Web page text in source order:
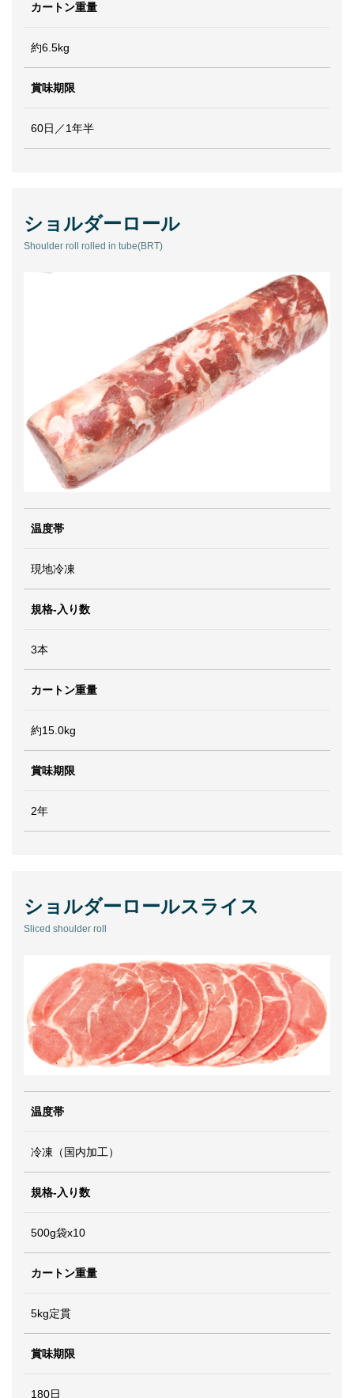
カートン重量
約6.5kg
賞味期限
60日／1年半
ショルダーロール
Shoulder roll rolled in tube(BRT)
温度帯
現地冷凍
規格-入り数
3本
カートン重量
約15.0kg
賞味期限
2年
ショルダーロールスライス
Sliced shoulder roll
温度帯
冷凍（国内加工）
規格-入り数
500g袋x10
カートン重量
5kg定貫
賞味期限
180日